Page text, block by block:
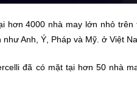
hơn 4000 nhà may lớn nhỏ
Anh, Ý, Pháp và Mỹ. ở Việt
đã có mặt tại hơn 50 nhà